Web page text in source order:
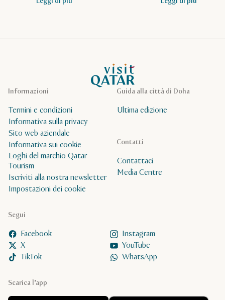
Pagina iniziale Visit Qatar
Scarica l’app
Guida alla città di Doha
Ultima edizione
Segui
Facebook
Instagram
X
YouTube
TikTok
WhatsApp
Contatti
Contattaci
Media Centre
Informazioni
Termini e condizioni
Informativa sulla privacy
Sito web aziendale
Informativa sui cookie
Loghi del marchio Qatar
Tourism
Iscriviti alla nostra newsletter
Impostazioni dei cookie